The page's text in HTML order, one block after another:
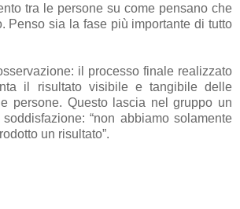
tra le persone su come pensano che
Penso sia la fase più importante di tutto
il processo finale realizzato
il risultato visibile e tangibile delle
persone. Questo lascia nel gruppo un
“non abbiamo solamente
un risultato”.